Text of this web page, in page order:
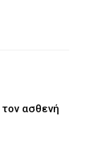
ασθενή